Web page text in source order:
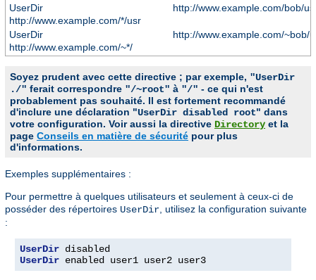
UserDir
http://www.example.com/*/usr
http://www.example.com/bob/
UserDir
http://www.example.com/~*/
http://www.example.com/~bob/
Soyez prudent avec cette directive ; par exemple, "UserDir
./" ferait correspondre "/~root" à "/" - ce qui n'est
probablement pas souhaité. Il est fortement recommandé
d'inclure une déclaration "UserDir disabled root" dans
votre configuration. Voir aussi la directive Directory et la
page Conseils en matière de sécurité pour plus
d'informations.
Exemples supplémentaires :
Pour permettre à quelques utilisateurs et seulement à ceux-ci de
posséder des répertoires UserDir , utilisez la configuration suivante
:
UserDir
UserDir enabled user1 user2 user3